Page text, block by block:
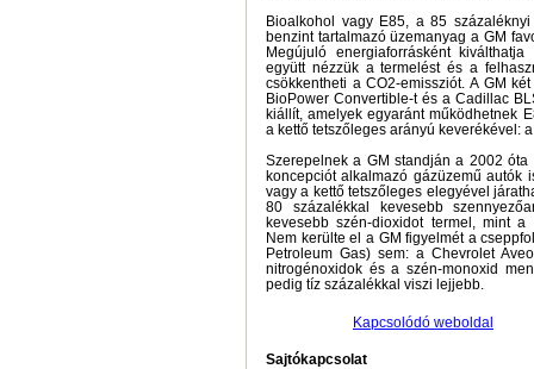
Bioalkohol vagy E85, a 85
benzint tartalmazó üzemanyag a GM
Megújuló energiaforrásként
együtt nézzük a termelést és a
csökkentheti a CO2-emissziót. A GM
BioPower Convertible-t és a Cadillac
kiállít, amelyek egyaránt működhetnek
a kettő tetszőleges arányú keverékével:
Szerepelnek a GM standján a 2002 óta
koncepciót alkalmazó gázüzemű autók
vagy a kettő tetszőleges elegyével
80 százalékkal kevesebb
kevesebb szén-dioxidot termel, mint a
Nem kerülte el a GM figyelmét a
Petroleum Gas) sem: a Chevrolet
nitrogénoxidok és a szén-monoxid
pedig tíz százalékkal viszi lejjebb.
Kapcsolódó weboldal
Sajtókapcsolat